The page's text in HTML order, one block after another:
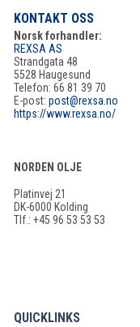
KONTAKT OSS
Norsk forhandler:
REXSA AS
Strandgata 48
5528 Haugesund
Telefon: 66 81 39 70
E-post: post@rexsa.no
https://www.rexsa.no/
NORDEN OLJE
Platinvej 21
DK-6000 Kolding
Tlf.: +45 96 53 53 53
QUICKLINKS